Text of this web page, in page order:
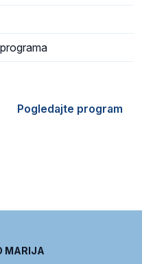
Pogledajte program
MARIJA